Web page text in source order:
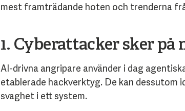
mest framträdande hoten och trenderna
1. Cyberattacker sker
AI-drivna angripare använder i dag
etablerade hackverktyg. De kan dessutom
svaghet i ett system.